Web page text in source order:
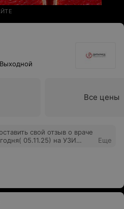
Выходной
Все цены
свой отзыв о враче
05.11.25) на УЗИ
довольна осмотром, врач
всё расскажет,
другому врачу и
отношение к пациентам,
она лучшая из
Еще